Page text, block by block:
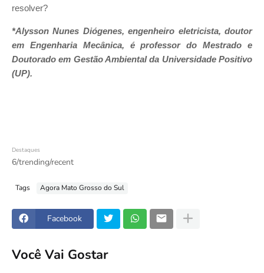
resolver?
*Alysson Nunes Diógenes, engenheiro eletricista, doutor
em Engenharia Mecânica, é professor do Mestrado e
Doutorado em Gestão Ambiental da Universidade Positivo
(UP).
Destaques
6/trending/recent
Tags Agora Mato Grosso do Sul
Facebook
Você Vai Gostar